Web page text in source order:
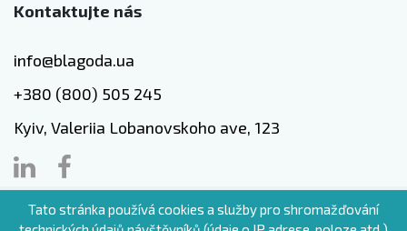
Kontaktujte nás
info@blagoda.ua
+380 (800) 505 245
Kyiv, Valeriia Lobanovskoho ave, 123
CZ
Tato stránka používá cookies a služby pro shromažďování